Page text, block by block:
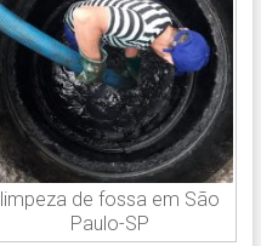
limpeza de fossa em São
Paulo-SP